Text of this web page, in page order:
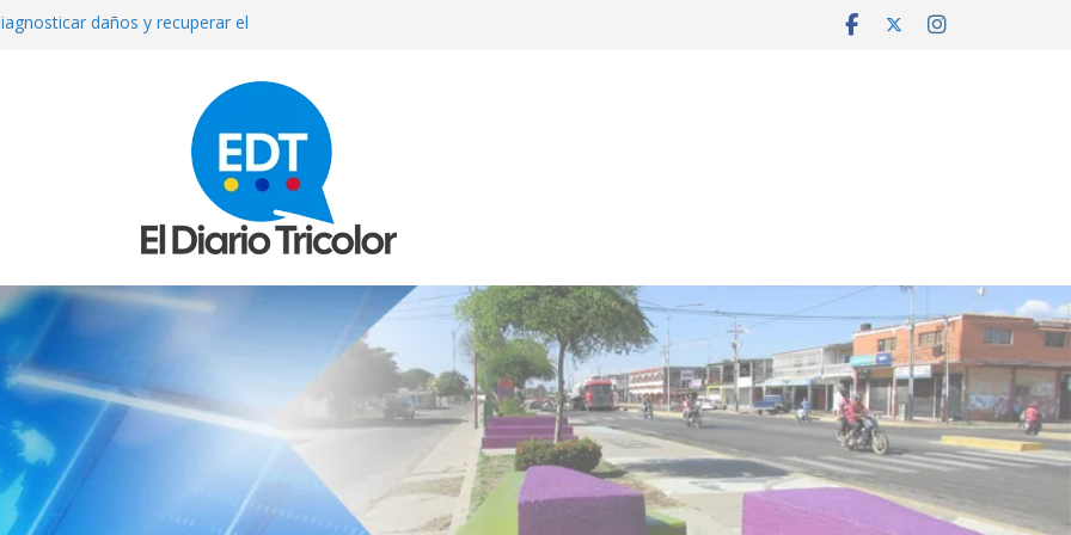
daños y recuperar el
septiembre anuncia el Ministerio
asesinada de un disparo durante
Valeria Márquez: detienen a
del crimen y surgen nuevos